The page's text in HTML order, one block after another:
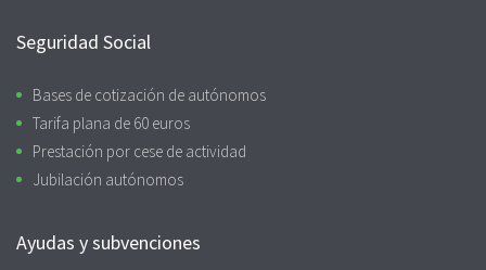
Seguridad Social
Bases de cotización de autónomos
Tarifa plana de 60 euros
Prestación por cese de actividad
Jubilación autónomos
Ayudas y subvenciones